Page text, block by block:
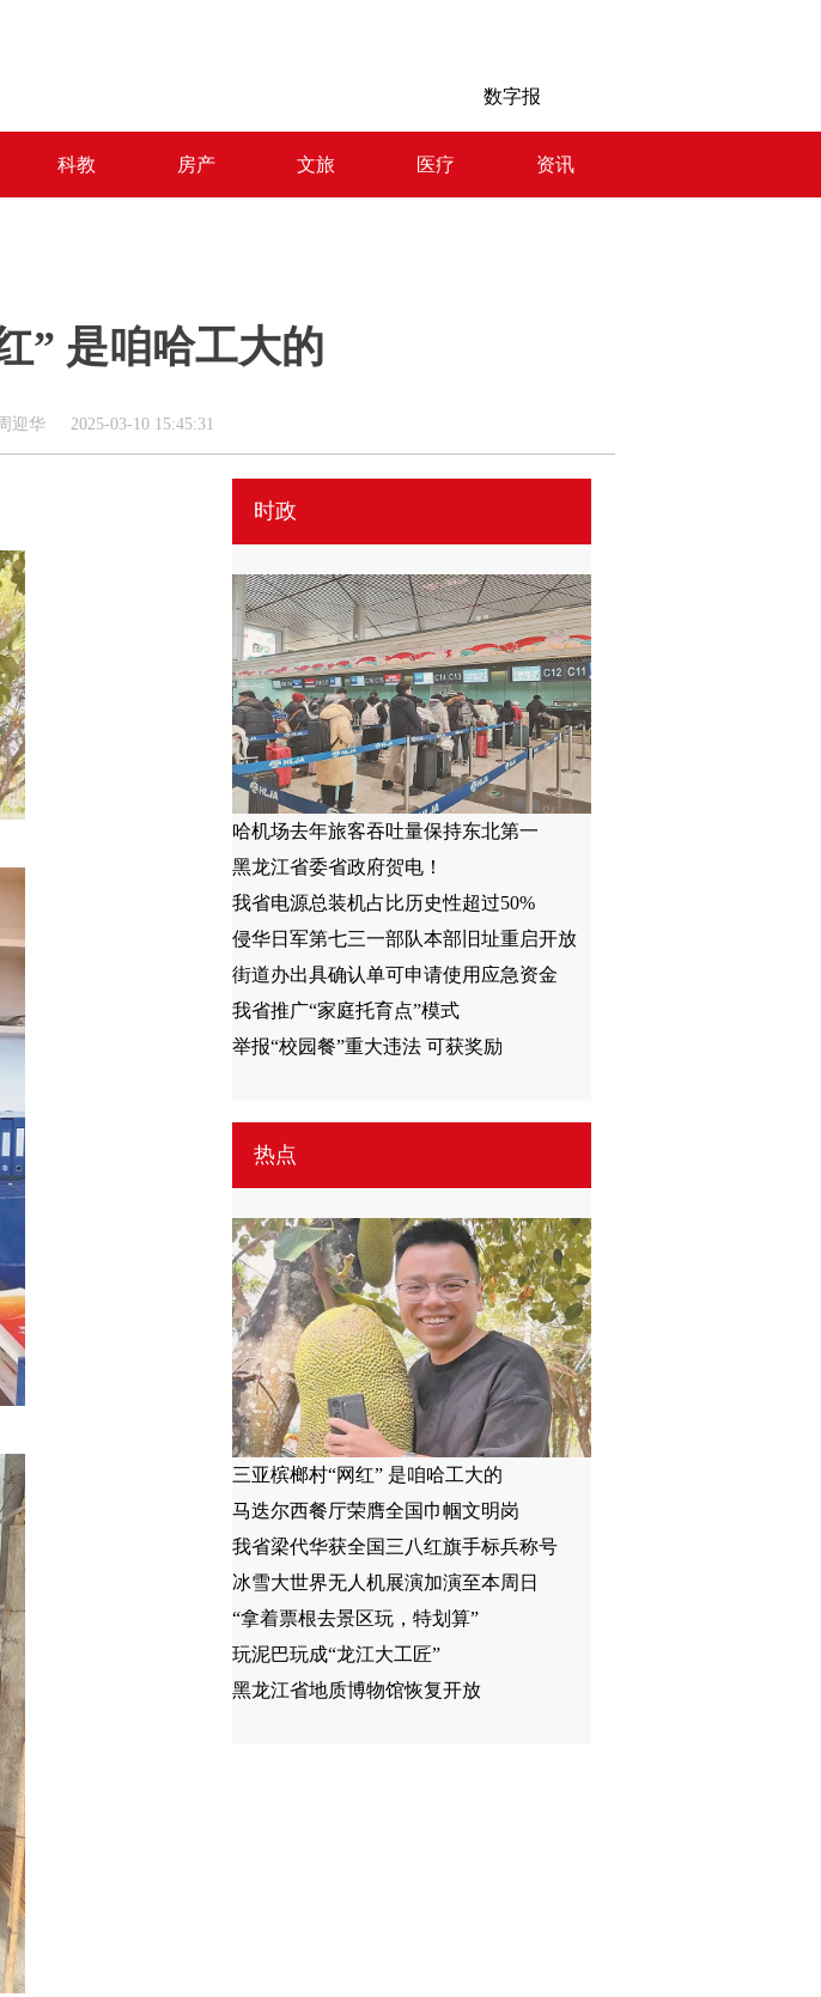
数字报
科教 房产 文旅 医疗 资讯
” 是咱哈工大的
华 2025-03-10 15:45:31
时政
哈机场去年旅客吞吐量保持东北第一
黑龙江省委省政府贺电！
我省电源总装机占比历史性超过50%
侵华日军第七三一部队本部旧址重启开放
街道办出具确认单可申请使用应急资金
我省推广“家庭托育点”模式
举报“校园餐”重大违法 可获奖励
热点
三亚槟榔村“网红” 是咱哈工大的
马迭尔西餐厅荣膺全国巾帼文明岗
我省梁代华获全国三八红旗手标兵称号
冰雪大世界无人机展演加演至本周日
“拿着票根去景区玩，特划算”
玩泥巴玩成“龙江大工匠”
黑龙江省地质博物馆恢复开放